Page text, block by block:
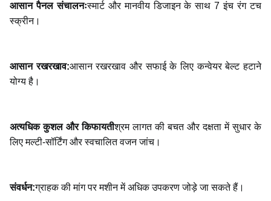
आसान पैनल संचालनःस्मार्ट और मानवीय डिजाइन के साथ 7 इंच रंग टच
स्क्रीन।
आसान रखरखाव:आसान रखरखाव और सफाई के लिए कन्वेयर बेल्ट हटाने
योग्य है।
अत्यधिक कुशल और किफायतीश्रम लागत की बचत और दक्षता में सुधार के
लिए मल्टी-सॉर्टिंग और स्वचालित वजन जांच।
संवर्धन:ग्राहक की मांग पर मशीन में अधिक उपकरण जोड़े जा सकते हैं।